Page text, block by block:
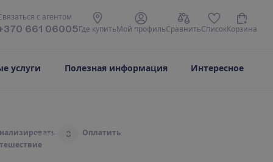
вязаться с агентом
661 06005 Где купить М ой профильСравнитьСписокКорзина
услуги Полезная информация Интересное
ализировать
ешествие
3 Оплатить